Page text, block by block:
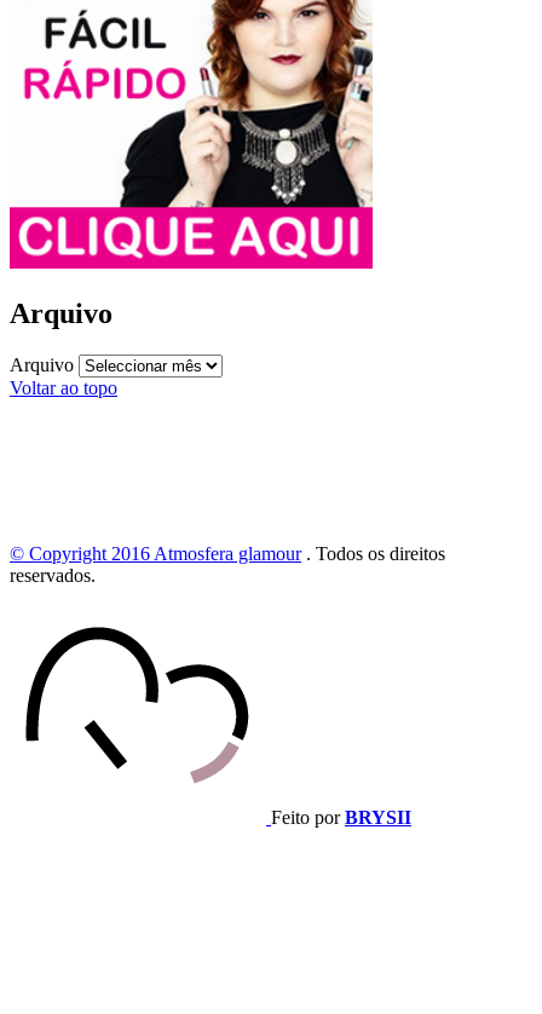
Arquivo
Arquivo
Voltar ao topo
© Copyright 2016 Atmosfera glamour . Todos os direitos
reservados.
Feito porBRYSII